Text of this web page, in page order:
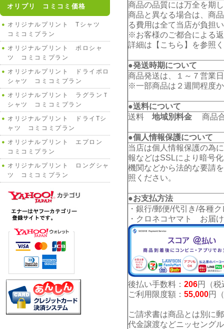
商品の品質には万全を期
商品と異なる場合は、商
る費用は全て当店が負担
※お客様のご都合による
詳細は【 こちら 】を参照
●発送時期について
商品発送は、１～７営業
※一部商品は２週間程度
●送料について
送料 地域別料金 商品合
●個人情報保護について
当店は個人情報保護の為
報などはSSLにより暗号
機関などから法的な要請
照ください。
●お支払方法
・銀行/郵便/代引き/各種
・クロネコヤマト お届
後払い手数料： 206円（税
ご利用限度額： 55,000円
ご請求書は商品とは別に
代金譲渡などニッセング
オリプリ コミコミ価格
オリジナルプリント Tシャツ
コミコミプラン
オリジナルプリント ポロシャ
ツ コミコミプラン
オリジナルプリント ドライポロ
シャツ コミコミプラン
オリジナルプリント ラグランＴ
シャツ コミコミプラン
オリジナルプリント ドライTシ
ャツ コミコミプラン
オリジナルプリント エプロン
コミコミプラン
オリジナルプリント ロングシャ
ツ コミコミプラン